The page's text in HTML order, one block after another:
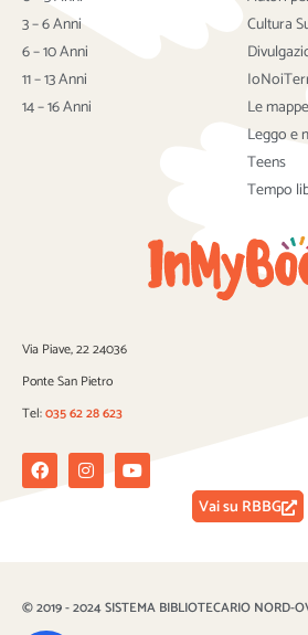
e
r
3 – 6 Anni
6 – 10 Anni
11 – 13 Anni
14 – 16 Anni
Cultura
Le
Leggo e
Teens
Tempo
Via Piave, 22 24036
Ponte San Pietro
Tel:035 62 28 623
FacebookInstagramYoutube
Vai su RBBG
© 2019 - 2024 SISTEMA BIBLIOTECARIO NORD-